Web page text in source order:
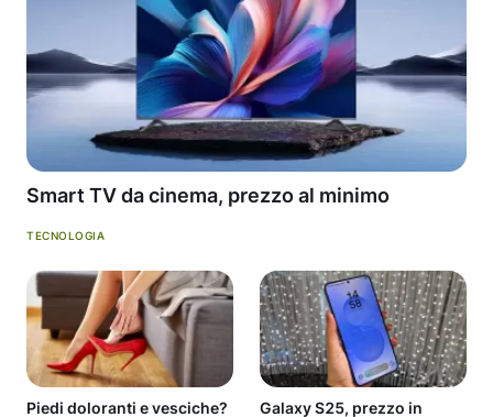
Smart TV da cinema, prezzo al minimo
TECNOLOGIA
Piedi doloranti e vesciche?
Galaxy S25, prezzo in